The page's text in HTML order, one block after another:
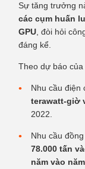
Sự tăng trưởng
các cụm huấn
GPU , đòi hỏi
đáng kể.
Theo dự báo của
Nhu cầu điện
terawatt-giờ
2022.
Nhu cầu
78.000 tấn
năm vào